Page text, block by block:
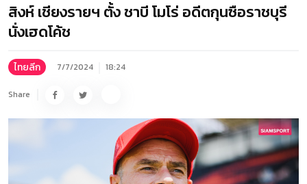
สิงห์ เชียงรายฯ ตั้ง ชาบี โมโร่ อดีตกุนซือราชบุรี
นั่งเฮดโค้ช
ไทยลีก 7/7/2024 18:24
Share